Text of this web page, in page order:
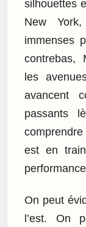
silhouettes
New
immenses
contrebas,
les
avancent
passants
est en
On peut
l’est. On